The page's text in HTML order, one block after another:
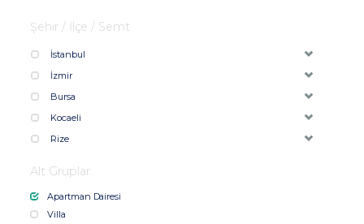
Şehir / İlçe / Semt
İstanbul
İzmir
Bursa
Kocaeli
Rize
Alt Gruplar
Apartman Dairesi
Villa